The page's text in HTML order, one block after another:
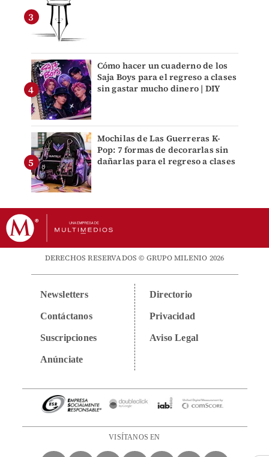
Cómo hacer un cuaderno de los
Saja Boys para el regreso a clases
sin gastar mucho dinero | DIY
Mochilas de Las Guerreras K-
Pop: 7 formas de decorarlas sin
dañarlas para el regreso a clases
DERECHOS RESERVADOS © GRUPO MILENIO 2026
Newsletters
Contáctanos
Suscripciones
Anúnciate
Directorio
Privacidad
Aviso Legal
VISÍTANOS EN